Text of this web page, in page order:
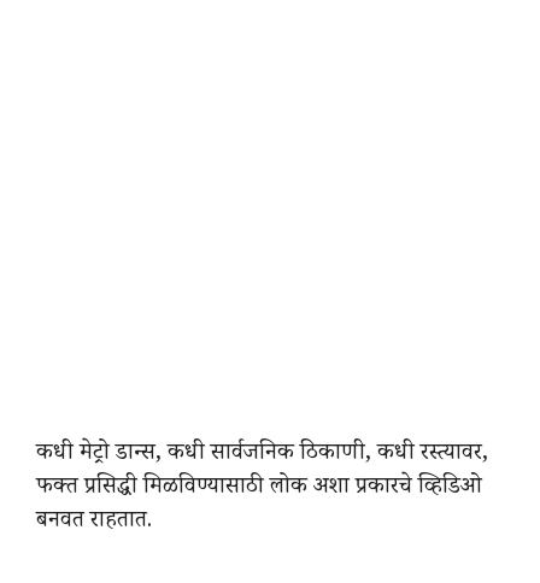
कधी मेट्रो डान्स, कधी सार्वजनिक ठिकाणी, कधी रस्त्यावर,
फक्त प्रसिद्धी मिळविण्यासाठी लोक अशा प्रकारचे व्हिडिओ
बनवत राहतात.